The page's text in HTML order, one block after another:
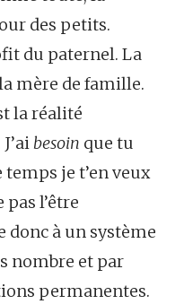
des petits.
du paternel. La
mère de famille.
la réalité
besoin que tu
je t’en veux
pas l’être
donc à un système
nombre et par
permanentes.